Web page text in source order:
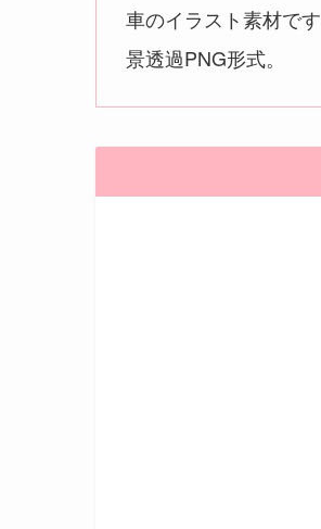
車のイラスト素材で
景透過PNG形式。